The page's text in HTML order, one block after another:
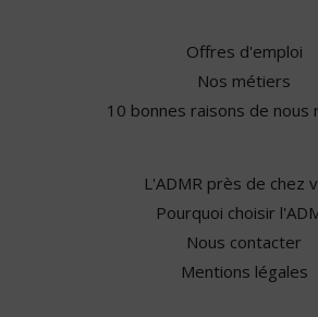
Offres d'emploi
Nos métiers
10 bonnes raisons de nous
L'ADMR près de chez
Pourquoi choisir
Nous contacter
Mentions légales